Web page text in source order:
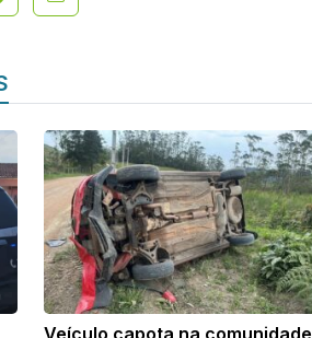
Veículo capota na comunidade